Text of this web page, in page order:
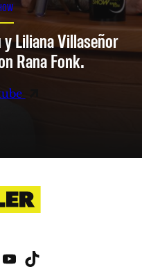
y Liliana Villaseñor
Rana Fonk.
X YouTube